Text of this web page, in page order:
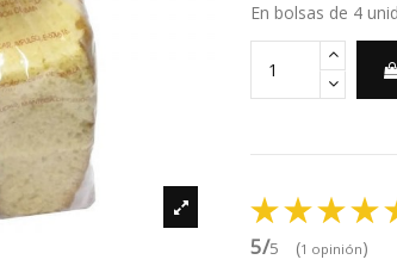
En bolsas de 4
5/5 (1 opinión)